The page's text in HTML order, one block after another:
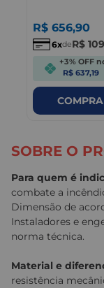
R$ 656,90
6 deR$ 109
+3% OFF
R$ 637,19
SOBRE O
Para quem é
combate a
Dimensão de
Instaladores e
norma técnica.
Material e
resistência